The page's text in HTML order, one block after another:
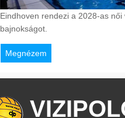
Eindhoven rendezi a 2028-as
bajnokságot.
Megnézem